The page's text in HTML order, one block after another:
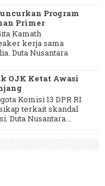
Program
Primer
Kamath
kerja sama
Duta Nusantara
OJK Ketat Awasi
Komisi 13 DPR RI
terkait skandal
Duta Nusantara...